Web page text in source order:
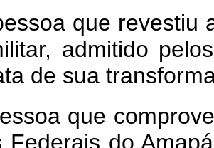
que revestiu
admitido
de sua
que
Federais do